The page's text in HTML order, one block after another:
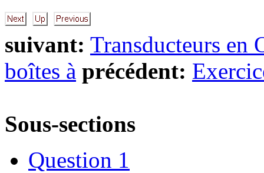
suivant: Transducteurs en
boîtes à précédent:
Sous-sections
Question 1